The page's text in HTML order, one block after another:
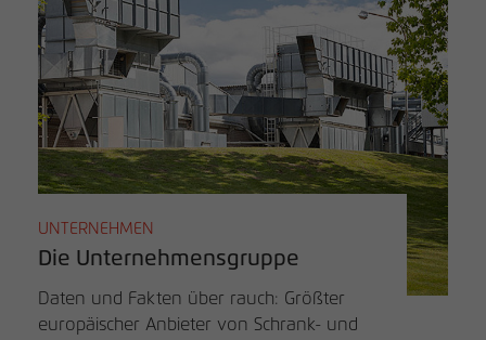
UNTERNEHMEN
Die Unternehmensgruppe
Daten und Fakten über rauch: Größter
europäischer Anbieter von Schrank- und